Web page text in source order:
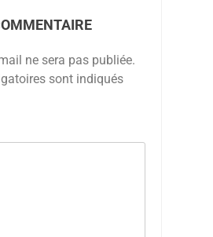
ne sera pas publiée.
sont indiqués